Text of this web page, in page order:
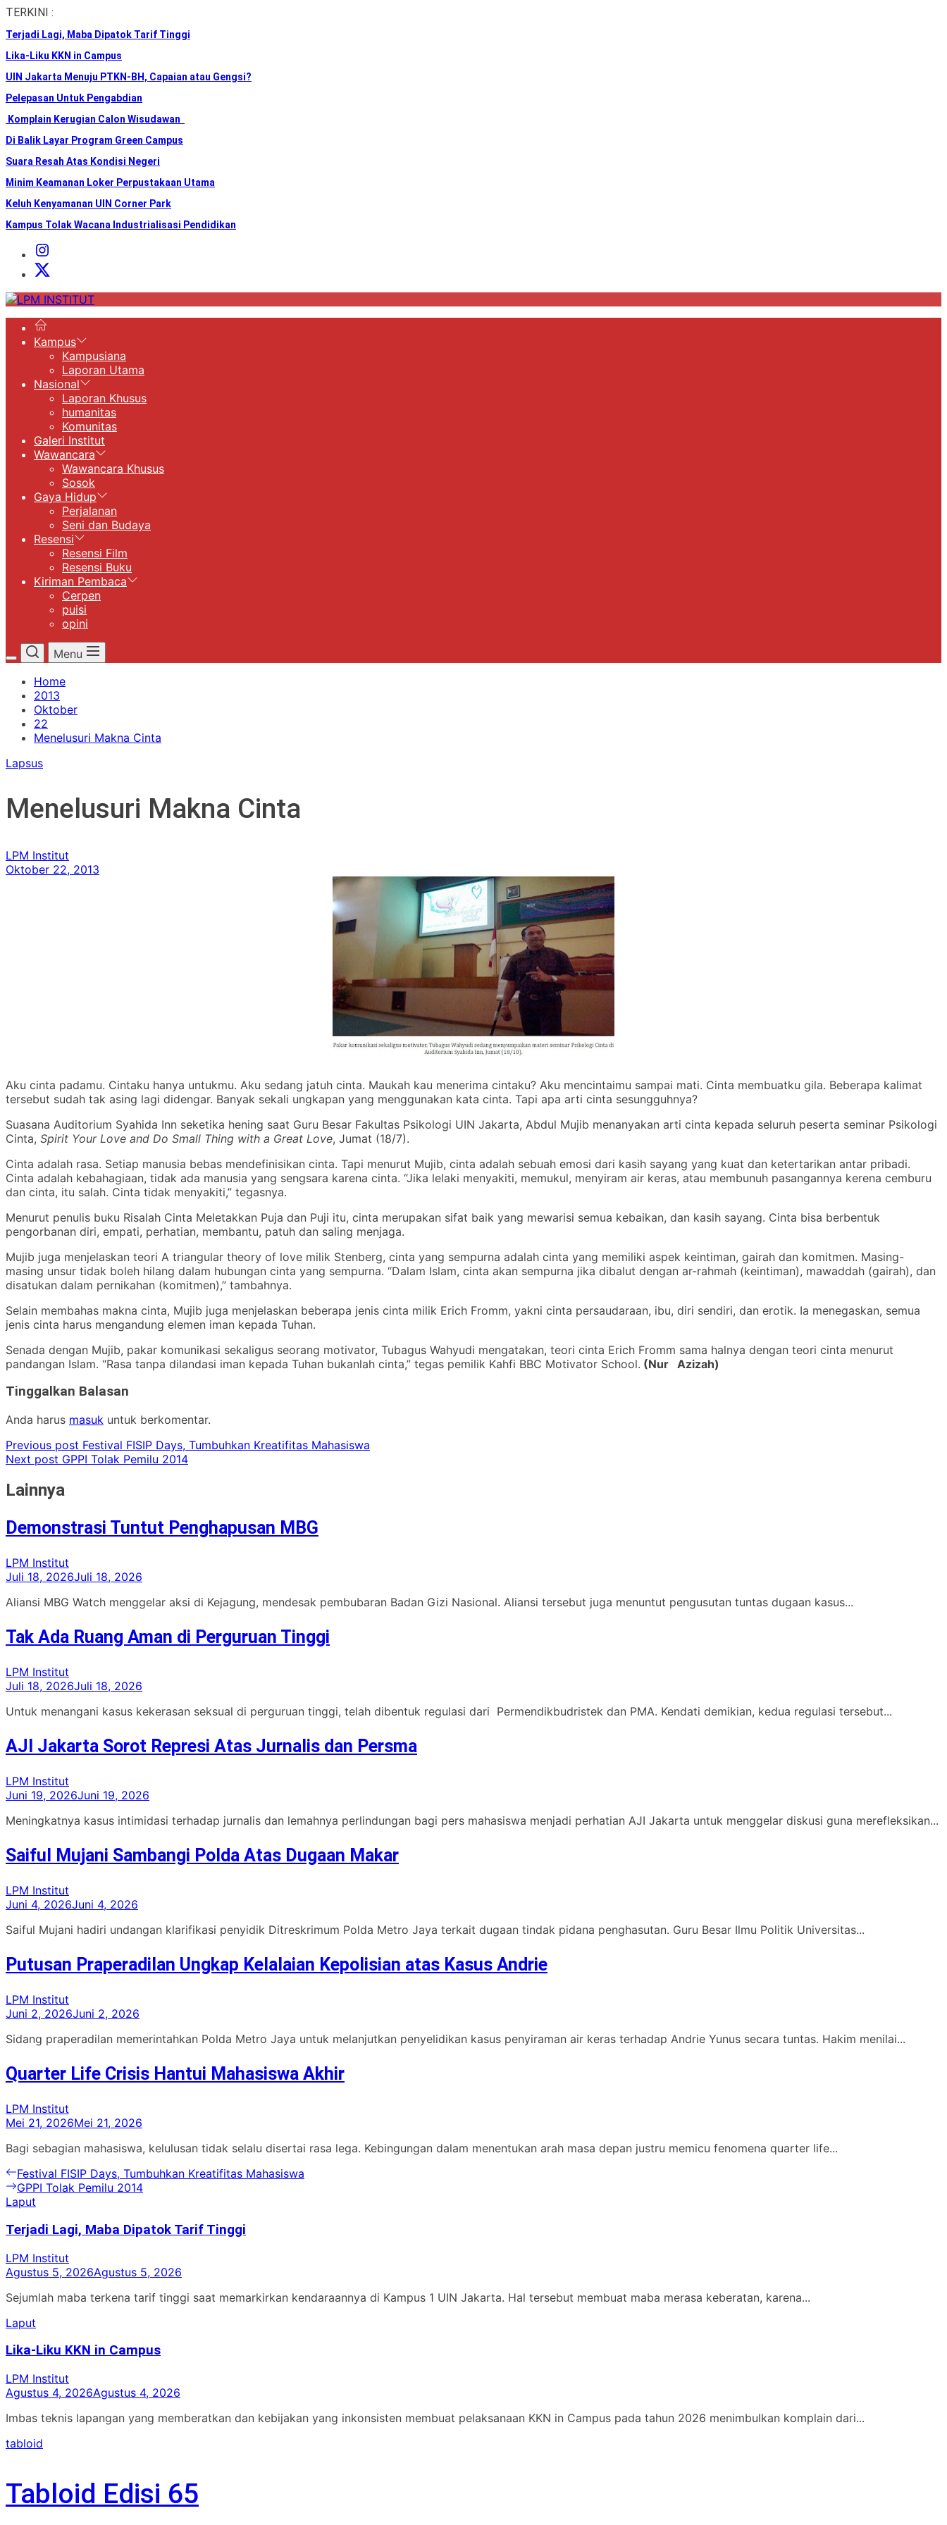
Skip
the
content
TERKINI :
Terjadi Lagi, Maba Dipatok Tarif Tinggi
Lika-Liku KKN in Campus
UIN Jakarta Menuju PTKN-BH, Capaian atau Gengsi?
Pelepasan Untuk Pengabdian
Komplain Kerugian Calon Wisudawan
Di Balik Layar Program Green Campus
Suara Resah Atas Kondisi Negeri
Minim Keamanan Loker Perpustakaan Utama
Keluh Kenyamanan UIN Corner Park
Kampus Tolak Wacana Industrialisasi Pendidikan
Instagram
Institut
X
LPM
Kampus
Kampusiana
Laporan Utama
Nasional
Laporan Khusus
humanitas
Komunitas
Galeri Institut
Wawancara
Wawancara Khusus
Sosok
Gaya Hidup
Perjalanan
Seni dan Budaya
Resensi
Resensi Film
Resensi Buku
Kiriman Pembaca
Cerpen
puisi
opini
Menu
Home
2013
Oktober
22
Menelusuri Makna Cinta
Lapsus
Menelusuri Makna Cinta
LPM Institut
Oktober 22, 2013
Aku cinta padamu. Cintaku hanya untukmu. Aku sedang jatuh cinta. Maukah kau menerima cintaku? Aku mencintaimu sampai mati. Cinta membuatku gila. Beberapa kalimat
tersebut sudah tak asing lagi didengar. Banyak sekali ungkapan yang menggunakan kata cinta. Tapi apa arti cinta sesungguhnya?
Suasana Auditorium Syahida Inn seketika hening saat Guru Besar Fakultas Psikologi UIN Jakarta, Abdul Mujib menanyakan arti cinta kepada seluruh peserta seminar Psikologi
Cinta, Spirit Your Love and Do Small Thing with a Great Love, Jumat (18/7).
Cinta adalah rasa. Setiap manusia bebas mendefinisikan cinta. Tapi menurut Mujib, cinta adalah sebuah emosi dari kasih sayang yang kuat dan ketertarikan antar pribadi.
Cinta adalah kebahagiaan, tidak ada manusia yang sengsara karena cinta. “Jika lelaki menyakiti, memukul, menyiram air keras, atau membunuh pasangannya kerena cemburu
dan cinta, itu salah. Cinta tidak menyakiti,” tegasnya.
Menurut penulis buku Risalah Cinta Meletakkan Puja dan Puji itu, cinta merupakan sifat baik yang mewarisi semua kebaikan, dan kasih sayang. Cinta bisa berbentuk
pengorbanan diri, empati, perhatian, membantu, patuh dan saling menjaga.
Mujib juga menjelaskan teori A triangular theory of love milik Stenberg, cinta yang sempurna adalah cinta yang memiliki aspek keintiman, gairah dan komitmen. Masing-
masing unsur tidak boleh hilang dalam hubungan cinta yang sempurna. “Dalam Islam, cinta akan sempurna jika dibalut dengan ar-rahmah (keintiman), mawaddah (gairah), dan
disatukan dalam pernikahan (komitmen),” tambahnya.
Selain membahas makna cinta, Mujib juga menjelaskan beberapa jenis cinta milik Erich Fromm, yakni cinta persaudaraan, ibu, diri sendiri, dan erotik. Ia menegaskan, semua
jenis cinta harus mengandung elemen iman kepada Tuhan.
Senada dengan Mujib, pakar komunikasi sekaligus seorang motivator, Tubagus Wahyudi mengatakan, teori cinta Erich Fromm sama halnya dengan teori cinta menurut
pandangan Islam. “Rasa tanpa dilandasi iman kepada Tuhan bukanlah cinta,” tegas pemilik Kahfi BBC Motivator School. (Nur Azizah)
Tinggalkan Balasan
Anda harus masuk untuk berkomentar.
Previous post Festival FISIP Days, Tumbuhkan Kreatifitas Mahasiswa
Next post GPPI Tolak Pemilu 2014
Lainnya
Demonstrasi Tuntut Penghapusan MBG
LPM Institut
Juli 18, 2026Juli 18, 2026
Aliansi MBG Watch menggelar aksi di Kejagung, mendesak pembubaran Badan Gizi Nasional. Aliansi tersebut juga menuntut pengusutan tuntas dugaan kasus...
Tak Ada Ruang Aman di Perguruan Tinggi
LPM Institut
Juli 18, 2026Juli 18, 2026
Untuk menangani kasus kekerasan seksual di perguruan tinggi, telah dibentuk regulasi dari Permendikbudristek dan PMA. Kendati demikian, kedua regulasi tersebut...
AJI Jakarta Sorot Represi Atas Jurnalis dan Persma
LPM Institut
Juni 19, 2026Juni 19, 2026
Meningkatnya kasus intimidasi terhadap jurnalis dan lemahnya perlindungan bagi pers mahasiswa menjadi perhatian AJI Jakarta untuk menggelar diskusi guna merefleksikan...
Saiful Mujani Sambangi Polda Atas Dugaan Makar
LPM Institut
Juni 4, 2026Juni 4, 2026
Saiful Mujani hadiri undangan klarifikasi penyidik Ditreskrimum Polda Metro Jaya terkait dugaan tindak pidana penghasutan. Guru Besar Ilmu Politik Universitas...
Putusan Praperadilan Ungkap Kelalaian Kepolisian atas Kasus Andrie
LPM Institut
Juni 2, 2026Juni 2, 2026
Sidang praperadilan memerintahkan Polda Metro Jaya untuk melanjutkan penyelidikan kasus penyiraman air keras terhadap Andrie Yunus secara tuntas. Hakim menilai...
Quarter Life Crisis Hantui Mahasiswa Akhir
LPM Institut
Mei 21, 2026Mei 21, 2026
Bagi sebagian mahasiswa, kelulusan tidak selalu disertai rasa lega. Kebingungan dalam menentukan arah masa depan justru memicu fenomena quarter life...
Navigasi
pos
Previous
post:
Festival FISIP Days, Tumbuhkan Kreatifitas Mahasiswa
Next
post:
GPPI Tolak Pemilu 2014
Laput
Terjadi Lagi, Maba Dipatok Tarif Tinggi
LPM Institut
Agustus 5, 2026Agustus 5, 2026
Sejumlah maba terkena tarif tinggi saat memarkirkan kendaraannya di Kampus 1 UIN Jakarta. Hal tersebut membuat maba merasa keberatan, karena...
Laput
Lika-Liku KKN in Campus
LPM Institut
Agustus 4, 2026Agustus 4, 2026
Imbas teknis lapangan yang memberatkan dan kebijakan yang inkonsisten membuat pelaksanaan KKN in Campus pada tahun 2026 menimbulkan komplain dari...
tabloid
Tabloid Edisi 65